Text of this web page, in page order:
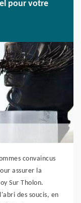
pour votre
convaincus
assurer la
Sur Tholon.
des soucis, en